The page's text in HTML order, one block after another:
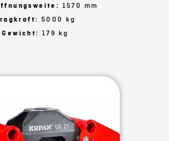
1570 mm
5000 kg
Gewicht:179 kg